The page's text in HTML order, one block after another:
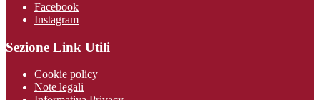
Facebook
Instagram
Sezione Link Utili
Cookie policy
Note legali